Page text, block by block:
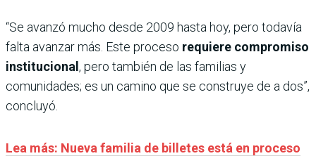
“Se avanzó mucho desde 2009 hasta hoy, pero todavía
falta avanzar más. Este proceso requiere compromiso
institucional, pero también de las familias y
comunidades; es un camino que se construye de a dos”,
concluyó.
Lea más: Nueva familia de billetes está en proceso